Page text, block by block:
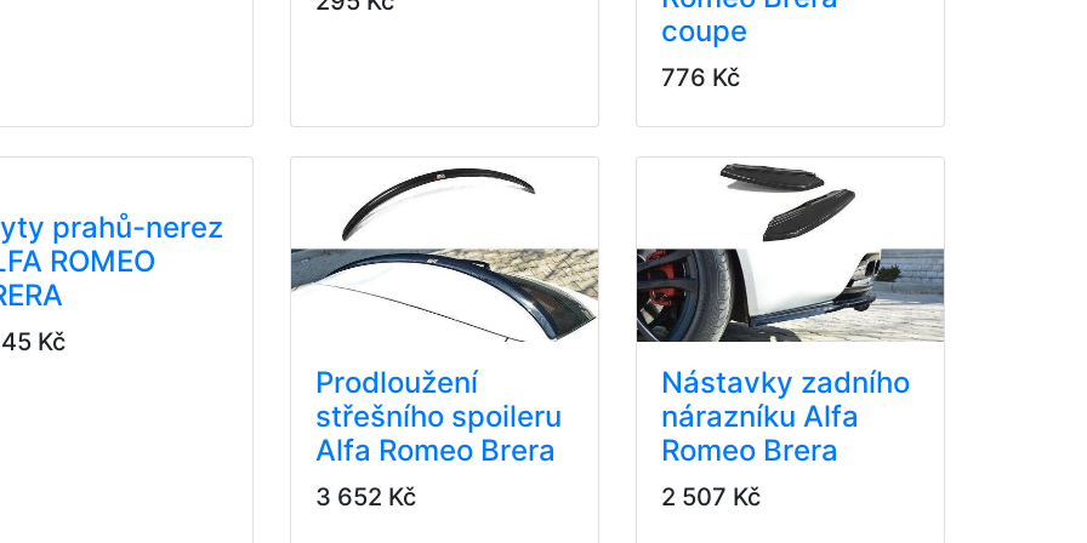
coupe
776 Kč
prahů-nerez
ROMEO
Kč
Prodloužení
střešního spoileru
Alfa Romeo Brera
3 652 Kč
Nástavky zadního
nárazníku Alfa
Romeo Brera
2 507 Kč